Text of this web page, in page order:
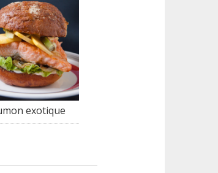
exotique